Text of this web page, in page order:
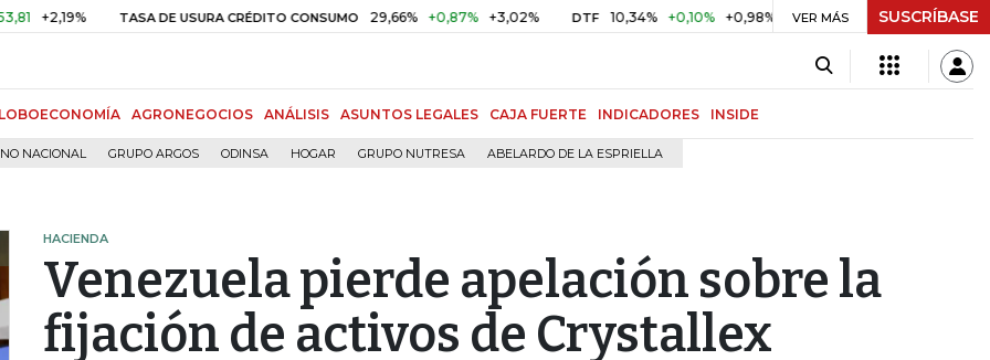
TASA DE USURA CRÉDITO CONSUMO 29,66% +0,87% +3,02% DTF 10,34% +0,10% +0,98% UVR $ 417,01 +$ 0,05 +0,01%
VER MÁS SUSCRÍBASE
AGRONEGOCIOS ANÁLISIS ASUNTOS LEGALES CAJA FUERTE INDICADORES INSIDE
NACIONAL GRUPO ARGOS ODINSA HOGAR GRUPO NUTRESA ABELARDO DE LA ESPRIELLA
HACIENDA
Venezuela pierde apelación sobre la
fijación de activos de Crystallex